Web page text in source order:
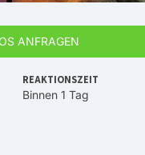
ANFRAGEN
REAKTIONSZEIT
Binnen 1 Tag